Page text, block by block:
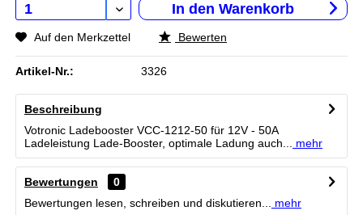
In den Warenkorb
Auf den Merkzettel Bewerten
Artikel-Nr.: 3326
Beschreibung
Votronic Ladebooster VCC-1212-50 für 12V - 50A
Ladeleistung Lade-Booster, optimale Ladung auch...
mehr
Bewertungen
0
Bewertungen lesen, schreiben und diskutieren...
mehr